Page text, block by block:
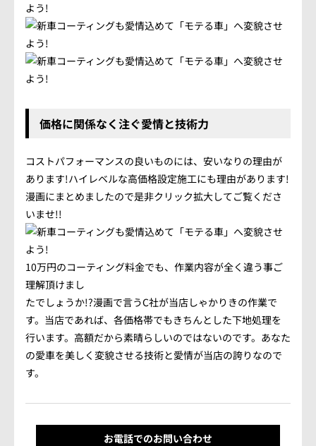
価格に関係なく注ぐ愛情と技術力
コストパフォーマンスの良いものには、安いなりの理由が
あります!ハイレベルな高価格設定施工にも理由があります!
漫画にまとめましたので是非クリック拡大してご覧くださ
いませ!!
10万円のコーティング料金でも、作業内容が全く違う事ご
理解頂けまし
たでしょうか!?漫画で言うC社が当店しゃかりきの作業で
す。当店であれば、各価格帯でもきちんとした下地処理を
行います。高額だから素晴らしいのではないのです。あなた
の愛車を美しく変貌させる技術と愛情が当店の誇りなので
す。
お電話でのお問い合わせ